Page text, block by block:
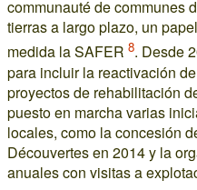
communauté de communes
tierras a largo plazo, un
medida la SAFER 8. Desde
para incluir la reactivación
proyectos de rehabilitación
puesto en marcha varias
locales, como la concesión
Découvertes en 2014 y la
anuales con visitas a